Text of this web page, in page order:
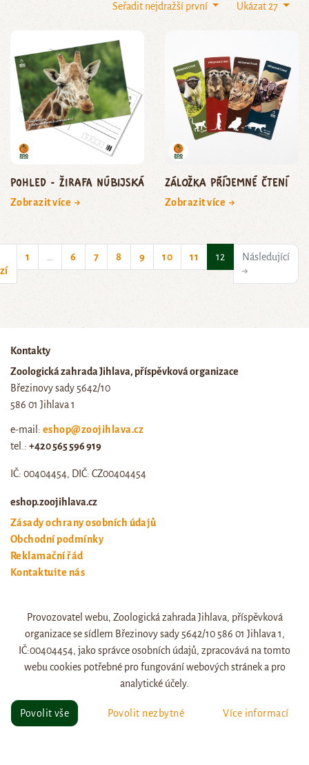
Ukázat 27
Seřadit nejdražší první
Pohled - žirafa núbijská
Zobrazit více →
Záložka Příjemné čtení
Zobrazit více →
1 6 7 8 9 10 11 12 (current)Následující
→
Kontakty
Zoologická zahrada Jihlava, příspěvková organizace
Březinovy sady 5642/10
586 01 Jihlava 1
e-mail: eshop@zoojihlava.cz
tel.: +420 565 596 919
IČ: 00404454, DIČ: CZ00404454
eshop.zoojihlava.cz
Zásady ochrany osobních údajů
Obchodní podmínky
Reklamační řád
Kontaktujte nás
Web zoo jihlava
Otevírací doba a ceník
© eshop.zoojihlava.cz, vytvořil
Provozovatel webu, Zoologická zahrada Jihlava, příspěvková
organizace se sídlem Březinovy sady 5642/10 586 01 Jihlava 1,
IČ:00404454, jako správce osobních údajů, zpracovává na tomto
webu cookies potřebné pro fungování webových stránek a pro
analytické účely.
Povolit vše Povolit nezbytné Více informací